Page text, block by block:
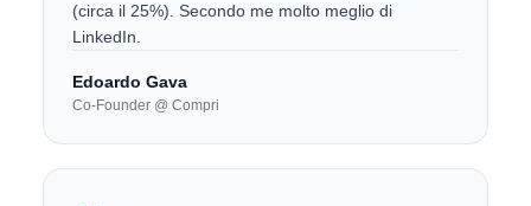
(circa il 25%). Secondo me molto meglio di
LinkedIn.
Edoardo Gava
Co-Founder @ Compri